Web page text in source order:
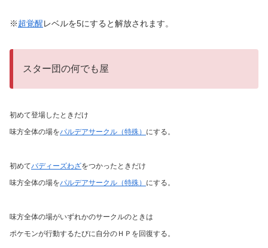
※超覚醒レベルを5にすると解放されます。
スター団の何でも屋
初めて登場したときだけ
味方全体の場をパルデアサークル（特殊） にする。
初めてバディーズわざをつかったときだけ
味方全体の場をパルデアサークル（特殊） にする。
味方全体の場がいずれかのサークルのときは
ポケモンが行動するたびに自分のＨＰを回復する。